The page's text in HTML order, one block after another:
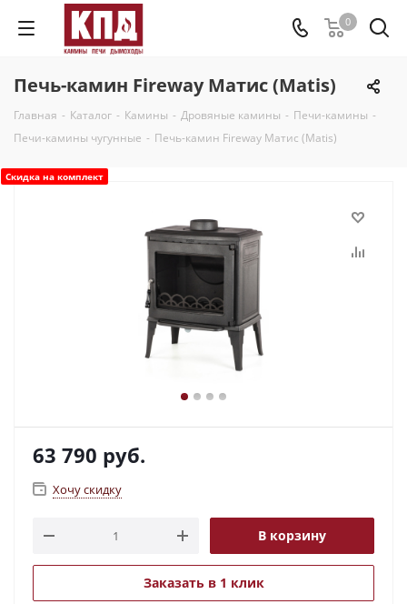
0
Печь-камин Fireway Матис (Matis)
Главная - Каталог - Камины - Дровяные камины - Печи-камины -
Печи-камины чугунные - Печь-камин Fireway Матис (Matis)
Скидка на комплект
63 790 руб.
Хочу скидку
В корзину
Заказать в 1 клик